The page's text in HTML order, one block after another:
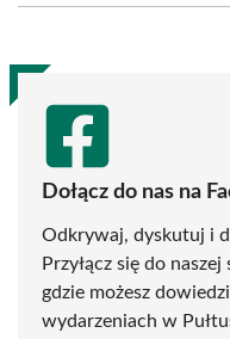
(Twitter)
Dołącz do nas na
Odkrywaj, dyskutuj i
Przyłącz się do
gdzie możesz
wydarzeniach w